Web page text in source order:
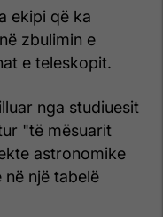
ekipi që ka
zbulimin e
e teleskopit.
nga studiuesit
"të mësuarit
astronomike
një tabelë